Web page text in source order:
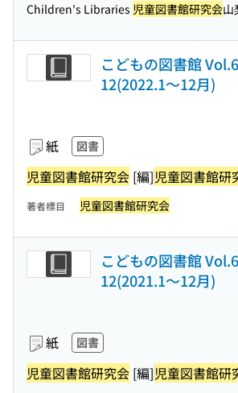
Children's Libraries 児童図書館研究会山
こどもの図書館
12(2022.1〜12月)
紙 図書
児童図書館研究会 [編]児童図書館研
著者標目 児童図書館研究会
こどもの図書館
12(2021.1〜12月)
紙 図書
児童図書館研究会 [編]児童図書館研